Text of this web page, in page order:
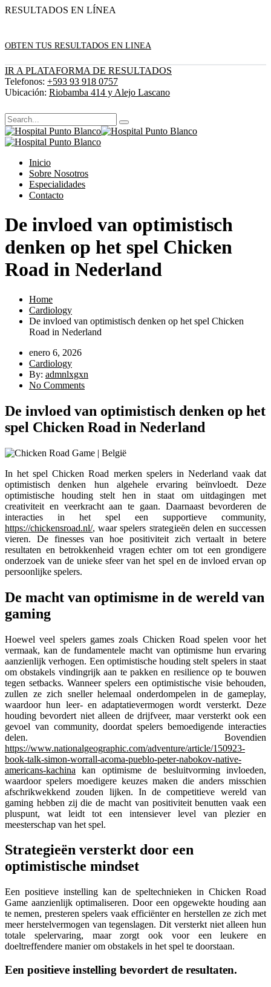
RESULTADOS EN LÍNEA
OBTEN TUS RESULTADOS EN LINEA
IR A PLATAFORMA DE RESULTADOS
Telefonos: +593 93 918 0757
Ubicación: Riobamba 414 y Alejo Lascano
Inicio
Sobre Nosotros
Especialidades
Contacto
De invloed van optimistisch
denken op het spel Chicken
Road in Nederland
Home
Cardiology
De invloed van optimistisch denken op het spel Chicken
Road in Nederland
enero 6, 2026
Cardiology
By: admnlxgxn
No Comments
De invloed van optimistisch denken op het
spel Chicken Road in Nederland
In het spel Chicken Road merken spelers in Nederland vaak dat
optimistisch denken hun algehele ervaring beïnvloedt. Deze
optimistische houding stelt hen in staat om uitdagingen met
creativiteit en veerkracht aan te gaan. Daarnaast bevorderen de
interacties in het spel een supportieve community,
https://chickensroad.nl/, waar spelers strategieën delen en successen
vieren. De finesses van hoe positiviteit zich vertaalt in betere
resultaten en betrokkenheid vragen echter om tot een grondigere
onderzoek van de unieke sfeer van het spel en de invloed ervan op
persoonlijke spelers.
De macht van optimisme in de wereld van
gaming
Hoewel veel spelers games zoals Chicken Road spelen voor het
vermaak, kan de fundamentele macht van optimisme hun ervaring
aanzienlijk verhogen. Een optimistische houding stelt spelers in staat
om obstakels vindingrijk aan te pakken en resilience op te bouwen
tegen setbacks. Wanneer spelers een optimistische visie behouden,
zullen ze zich sneller helemaal onderdompelen in de gameplay,
waardoor hun leer- en adaptatievermogen wordt versterkt. Deze
houding bevordert niet alleen de drijfveer, maar versterkt ook een
gevoel van community, doordat spelers bemoedigende interacties
delen. Bovendien
https://www.nationalgeographic.com/adventure/article/150923-
book-talk-simon-worrall-acoma-pueblo-peter-nabokov-native-
americans-kachina kan optimisme de besluitvorming invloeden,
waardoor spelers moedigere keuzes maken die anders misschien
afschrikwekkend zouden lijken. In de competitieve wereld van
gaming hebben zij die de macht van positiviteit benutten vaak een
pluspunt, wat leidt tot een intensiever level van plezier en
meesterschap van het spel.
Strategieën versterkt door een
optimistische mindset
Een positieve instelling kan de speltechnieken in Chicken Road
Game aanzienlijk optimaliseren. Door een opgewekte houding aan
te nemen, presteren spelers vaak efficiënter en herstellen ze zich met
meer herstelvermogen van tegenslagen. Dit versterkt niet alleen hun
totale spelervaring, maar zorgt ook voor een leukere en
doeltreffendere manier om obstakels in het spel te doorstaan.
Een positieve instelling bevordert de resultaten.